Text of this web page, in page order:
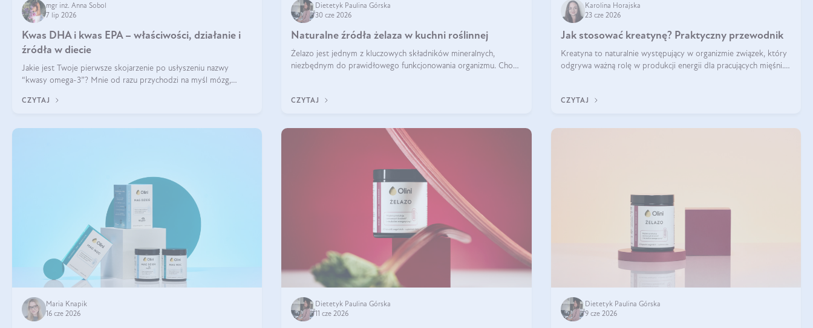
mgr inż. Anna Sobol
7 lip 2026
Kwas DHA i kwas EPA – właściwości, działanie i
źródła w diecie
Jakie jest Twoje pierwsze skojarzenie po usłyszeniu nazwy
“kwasy omega-3”? Mnie od razu przychodzi na myśl mózg,
skupimy się głównie na dwóch kwasach z tej rodziny: DHA oraz
CZYTAJ
Dietetyk Paulina Górska
30 cze 2026
Naturalne źródła żelaza w kuchni roślinnej
Żelazo jest jednym z kluczowych składników mineralnych,
niezbędnym do prawidłowego funkcjonowania organizmu. Choć
źródeł tego pierwiastka.
CZYTAJ
Karolina Horajska
23 cze 2026
Jak stosować kreatynę? Praktyczny przewodnik
Kreatyna to naturalnie występujący w organizmie związek, który
odgrywa ważną rolę w produkcji energii dla pracujących mięśni.
prze
CZYTAJ
Maria Knapik
16 cze 2026
Dietetyk Paulina Górska
11 cze 2026
Dietetyk Paulina Górska
9 cze 2026